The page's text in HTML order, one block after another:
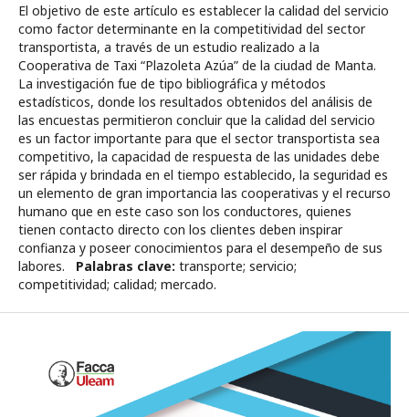
El objetivo de este artículo es establecer la calidad del servicio
como factor determinante en la competitividad del sector
transportista, a través de un estudio realizado a la
Cooperativa de Taxi “Plazoleta Azúa” de la ciudad de Manta.
La investigación fue de tipo bibliográfica y métodos
estadísticos, donde los resultados obtenidos del análisis de
las encuestas permitieron concluir que la calidad del servicio
es un factor importante para que el sector transportista sea
competitivo, la capacidad de respuesta de las unidades debe
ser rápida y brindada en el tiempo establecido, la seguridad es
un elemento de gran importancia las cooperativas y el recurso
humano que en este caso son los conductores, quienes
tienen contacto directo con los clientes deben inspirar
confianza y poseer conocimientos para el desempeño de sus
labores. Palabras clave: transporte; servicio;
competitividad; calidad; mercado.